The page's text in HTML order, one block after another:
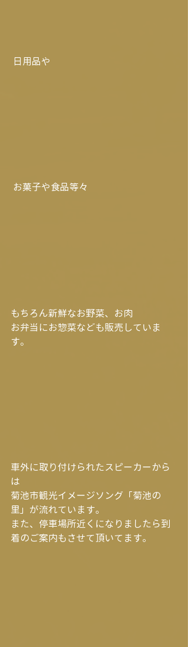
日用品や
お菓子や食品等々
もちろん新鮮なお野菜、お肉
お弁当にお惣菜なども販売していま
す。
車外に取り付けられたスピーカーから
は
菊池市観光イメージソング「菊池の
里」が流れています。
また、停車場所近くになりましたら到
着のご案内もさせて頂いてます。